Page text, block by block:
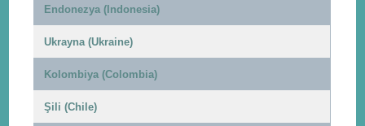
Endonezya (Indonesia)
Ukrayna (Ukraine)
Kolombiya (Colombia)
Şili (Chile)